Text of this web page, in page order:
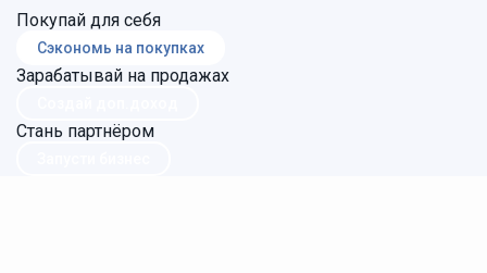
Покупай для себя
Сэкономь на покупках
Зарабатывай на продажах
Стань партнёром